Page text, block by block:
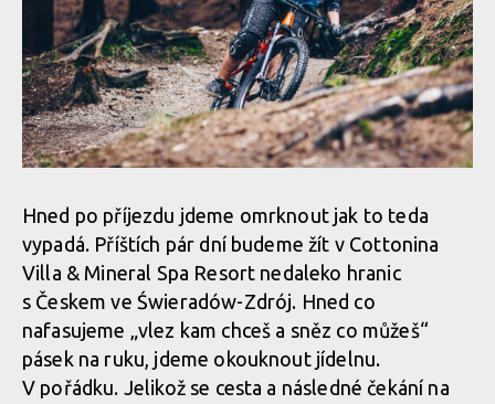
Hned po příjezdu jdeme omrknout jak to teda
vypadá. Příštích pár dní budeme žít v Cottonina
Villa & Mineral Spa Resort nedaleko hranic
s Českem ve Świeradów-Zdrój. Hned co
nafasujeme „vlez kam chceš a sněz co můžeš“
pásek na ruku, jdeme okouknout jídelnu.
V pořádku. Jelikož se cesta a následné čekání na